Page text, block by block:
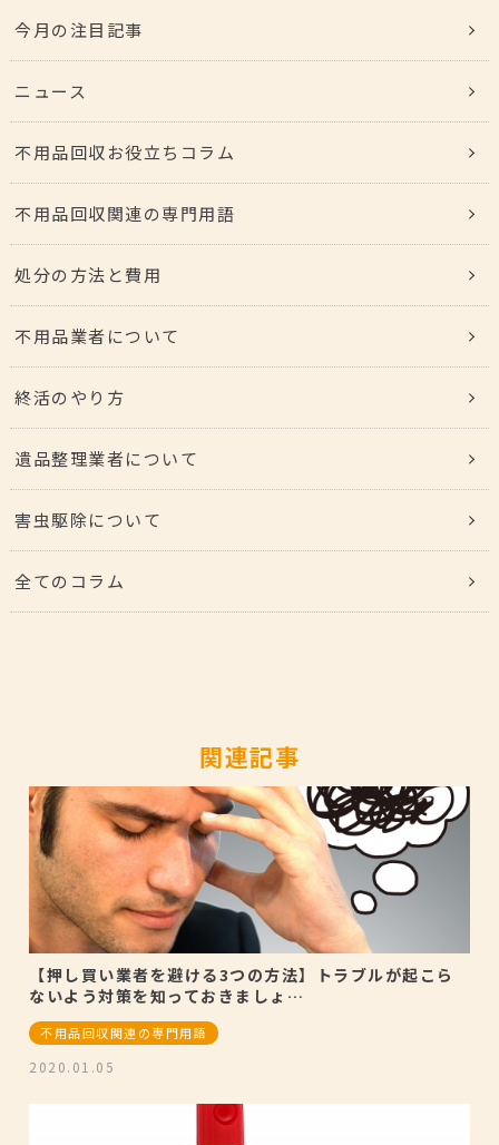
今月の注目記事
ニュース
不用品回収お役立ちコラム
不用品回収関連の専門用語
処分の方法と費用
不用品業者について
終活のやり方
遺品整理業者について
害虫駆除について
全てのコラム
関連記事
【押し買い業者を避ける3つの方法】トラブルが起こら
ないよう対策を知っておきましょ…
不用品回収関連の専門用語
2020.01.05